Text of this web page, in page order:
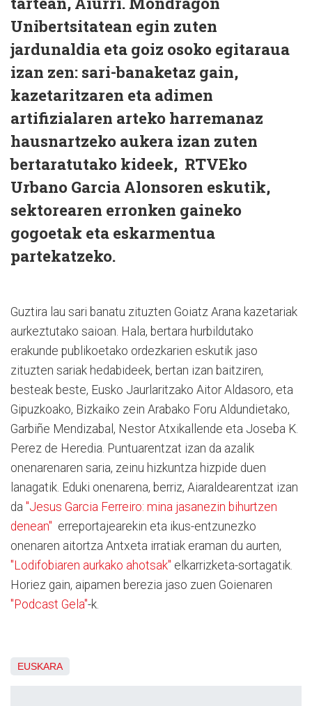
Unibertsitatean egin zuten
jardunaldia eta goiz osoko egitaraua
izan zen: sari-banaketaz gain,
kazetaritzaren eta adimen
artifizialaren arteko harremanaz
hausnartzeko aukera izan zuten
bertaratutako kideek, RTVEko
Urbano Garcia Alonsoren eskutik,
sektorearen erronken gaineko
gogoetak eta eskarmentua
partekatzeko.
Guztira lau sari banatu zituzten Goiatz Arana kazetariak
aurkeztutako saioan. Hala, bertara hurbildutako
erakunde publikoetako ordezkarien eskutik jaso
zituzten sariak hedabideek, bertan izan baitziren,
besteak beste, Eusko Jaurlaritzako Aitor Aldasoro, eta
Gipuzkoako, Bizkaiko zein Arabako Foru Aldundietako,
Garbiñe Mendizabal, Nestor Atxikallende eta Joseba K.
Perez de Heredia. Puntuarentzat izan da azalik
onenarenaren saria, zeinu hizkuntza hizpide duen
lanagatik. Eduki onenarena, berriz, Aiaraldearentzat izan
da "Jesus Garcia Ferreiro: mina jasanezin bihurtzen
denean" erreportajearekin eta ikus-entzunezko
onenaren aitortza Antxeta irratiak eraman du aurten,
"Lodifobiaren aurkako ahotsak" elkarrizketa-sortagatik.
Horiez gain, aipamen berezia jaso zuen Goienaren
"Podcast Gela"-k.
EUSKARA